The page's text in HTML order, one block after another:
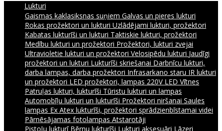
Lukturi
Gaismas kaklasiksnas suņiem Galvas un pieres lukturi
Rokas prožektori un lukturi Uzlādējami lukturi, prožektori
Kabatas lukturīši un lukturi Taktiskie lukturi, prožektori
Medību lukturi un prožektori Prožektori, lukturi zvejai
Ultravioletie lukturi un prožektori Velosipēdu lukturi Jaudīgi
prožektori un lukturi Lukturīši skriešanai Darbnīcu lukturi,
darba lampas, darba prožektori Infrasarkano staru IR lukturi
un prožektori LED prožektori, lampas 220V LED Vītnes
Patruļas lukturi, lukturīši Tūristu lukturi un lampas
Automobīļu lukturi un lukturīši Prožektori niršanai Saules
lampas Ex Atex lukturīši, prožektori sprādzienbīstamai videi
Pārnēsājamas fotolampas Atstarotāji
Pistoļu lukturī Bērnu lukturīši Lukturi aksesuāri Lāzeri